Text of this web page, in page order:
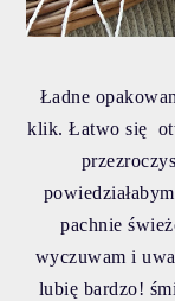
Ładne
klik. Łatwo się
pachnie
wyczuwam i
lubię bardzo!